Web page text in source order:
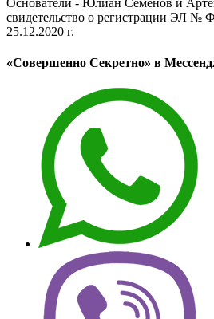
Основатели - Юлиан Семёнов и
свидетельство о регистрации ЭЛ №
25.12.2020 г.
«Совершенно Секретно» в